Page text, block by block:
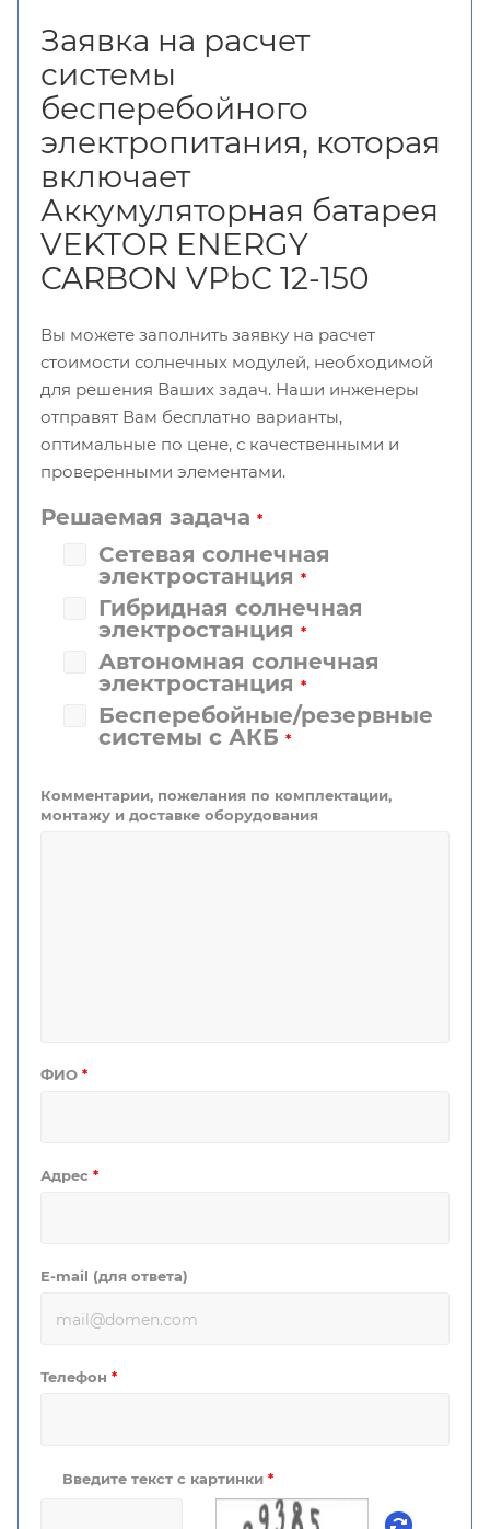
Заявка на расчет
системы
бесперебойного
электропитания, которая
включает
Аккумуляторная батарея
VEKTOR ENERGY
CARBON VPbC 12-150
Вы можете заполнить заявку на расчет
стоимости солнечных модулей, необходимой
для решения Ваших задач. Наши инженеры
отправят Вам бесплатно варианты,
оптимальные по цене, с качественными и
проверенными элементами.
Решаемая задача *
Сетевая солнечная
электростанция *
Гибридная солнечная
электростанция *
Автономная солнечная
электростанция *
Бесперебойные/резервные
системы с АКБ *
Комментарии, пожелания по комплектации,
монтажу и доставке оборудования
ФИО *
Адрес *
E-mail (для ответа)
Телефон *
Введите текст с картинки *